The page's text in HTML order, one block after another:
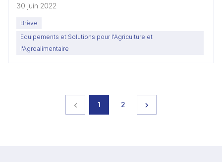
30 juin 2022
Brève
Equipements et Solutions pour l'Agriculture et
l'Agroalimentaire
Page précédente
page
1 page
2